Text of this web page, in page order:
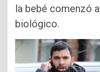
la bebé comenzó
biológico.